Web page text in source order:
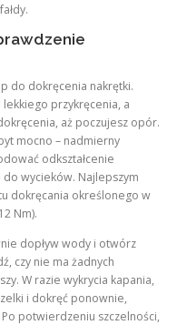
do dokręcenia nakrętki.
lekkiego przykręcenia, a
aż poczujesz opór.
mocno – nadmierny
odkształcenie
wycieków. Najlepszym
dokręcania określonego w
Nm).
dopływ wody i otwórz
czy nie ma żadnych
W razie wykrycia kapania,
i dokręć ponownie,
potwierdzeniu szczelności,